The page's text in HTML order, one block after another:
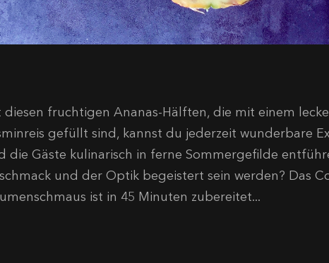
diesen fruchtigen Ananas-Hälften, die mit einem
gefüllt sind, kannst du jederzeit wunderbare
die Gäste kulinarisch in ferne Sommergefilde
und der Optik begeistert sein werden? Das
ist in 45 Minuten zubereitet...